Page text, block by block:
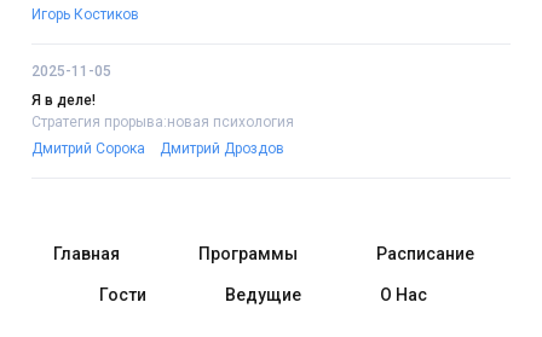
Игорь Костиков
2025-11-05
Я в деле!
Стратегия прорыва:новая психология
Дмитрий Сорока
Дмитрий Дроздов
Главная Программы Расписание
Гости Ведущие О Нас